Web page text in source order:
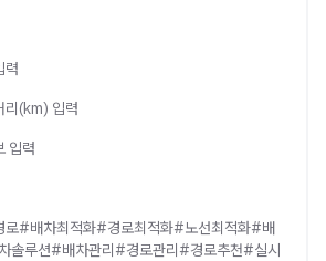
력
리(km) 입력
입력
#배차최적화#경로최적화#노선최적화#배
솔루션#배차관리#경로관리#경로추천#실시